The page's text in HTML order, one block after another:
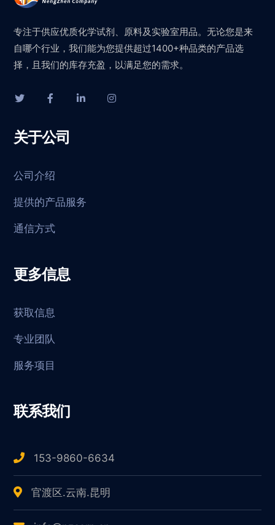
专注于供应优质化学试剂、原料及实验室用品。无论您是来
自哪个行业，我们能为您提供超过1400+种品类的产品选
择，且我们的库存充盈，以满足您的需求。
关于公司
公司介绍
提供的产品服务
通信方式
更多信息
获取信息
专业团队
服务项目
联系我们
153-9860-6634
官渡区.云南.昆明